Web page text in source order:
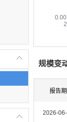


0.00
规模变
报告期
2026-